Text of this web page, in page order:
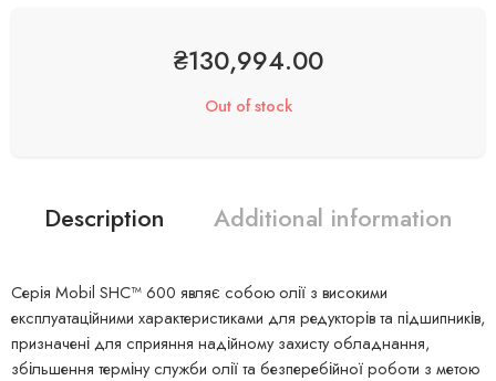
₴130,994.00
Out of stock
Description Additional information
Серія Mobil SHC™ 600 являє собою олії з високими
експлуатаційними характеристиками для редукторів та підшипників,
призначені для сприяння надійному захисту обладнання,
збільшення терміну служби олії та безперебійної роботи з метою